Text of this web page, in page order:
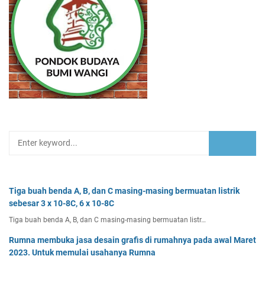
Tiga buah benda A, B, dan C masing-masing bermuatan listrik
sebesar 3 x 10-8C, 6 x 10-8C
Tiga buah benda A, B, dan C masing-masing bermuatan listr…
Rumna membuka jasa desain grafis di rumahnya pada awal Maret
2023. Untuk memulai usahanya Rumna